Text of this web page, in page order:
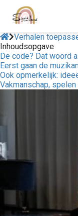
Verhalen
Inhoudsopgave
De code? Dat woord
Eerst gaan de
Ook opmerkelijk:
Vakmanschap,